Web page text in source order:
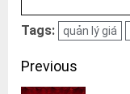
Tags: quản lý giá
Post
navigation
Previous